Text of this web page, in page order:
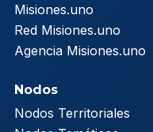
Misiones.uno
Red Misiones.uno
Agencia Misiones.uno
Nodos
Nodos Territoriales